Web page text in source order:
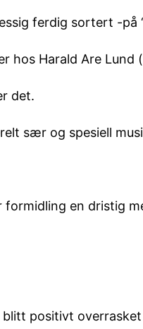
ferdig sortert -på
hos Harald Are Lund
det.
sær og spesiell
formidling en dristig
blitt positivt